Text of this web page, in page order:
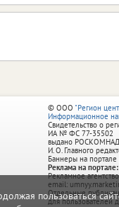
пользоваться
© ООО "Регион
Информационное
Свидетельство о
ИА № ФС 77‑35502
выдано
И. О. Главного
Баннеры на портале
Реклама на портале:
Рекламное
email:
Отдельные
для пользователей